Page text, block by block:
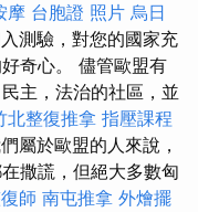
摩 台胞證 照片 烏日
測驗，對您的國家充
奇心。 儘管歐盟有
主，法治的社區，並
北整復推拿 指壓課程
屬於歐盟的人來說，
撒謊，但絕大多數匈
師 南屯推拿 外燴擺